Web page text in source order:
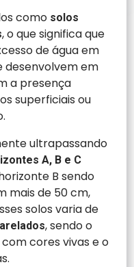
como solos
, o que significa que
de água em
desenvolvem em
a presença
superficiais ou
ultrapassando
A, B e C
B sendo
mais de 50 cm,
solos varia de
, sendo o
cores vivas e o